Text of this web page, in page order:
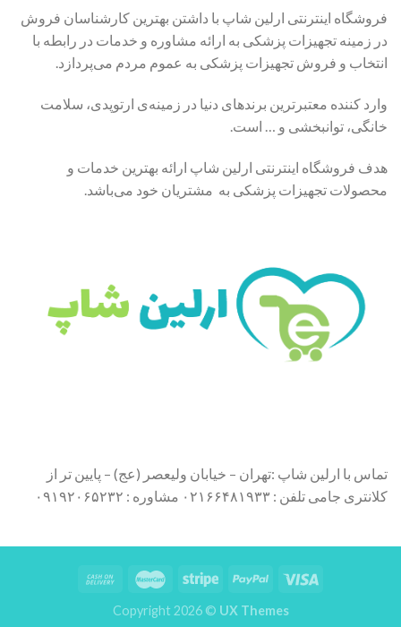
فروشگاه اینترنتی ارلین شاپ با داشتن بهترین کارشناسان فروش
در زمینه تجهیزات پزشکی به ارائه مشاوره و خدمات در رابطه با
انتخاب و فروش تجهیزات پزشکی به عموم مردم می‌پردازد.
وارد کننده معتبرترین برندهای دنیا در زمینه‌ی ارتوپدی، سلامت
خانگی، توانبخشی و … است.
هدف فروشگاه اینترنتی ارلین شاپ ارائه بهترین خدمات و
محصولات تجهیزات پزشکی به مشتریان خود می‌باشد.
تماس با ارلین شاپ :تهران – خیابان ولیعصر (عج) – پایین تر از
کلانتری جامی تلفن : ۰۲۱۶۶۴۸۱۹۳۳ مشاوره : ۰۹۱۹۲۰۶۵۲۳۲
Copyright 2026 © UX Themes